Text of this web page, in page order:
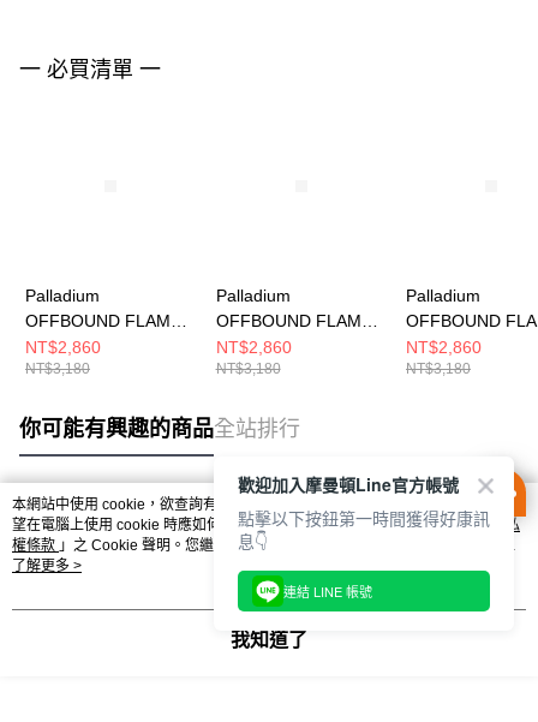
一 必買清單 一
Palladium
OFFBOUND FLAME
MIX 男女 休閒鞋
74479041
NT$2,860
NT$3,180
Palladium
OFFBOUND FLAME
MIX 男女 休閒鞋
74479436
NT$2,860
NT$3,180
Palladium
OFFBOUND
MIX 男女 休閒鞋
74479116
NT$2,860
NT$3,180
你可能有興趣的商品全站排行
熱門標籤
本網站中使用 cookie，欲查詢有關本網站使用 cookie 方式之詳情，及若您不希
望在電腦上使用 cookie 時應如何變更電腦的 cookie 設定，請參閱本網站「
隱私
權條款 」之 Cookie 聲明。您繼續使用本網站即表示您同意本公司得按本網站使
用條款之 Cookie 聲明使用 cookie。
了解更多 >
我知道了
歡迎加入摩曼頓Line官方帳號
點擊以下按鈕第一時間獲得好康訊
息👇
連結 LINE 帳號